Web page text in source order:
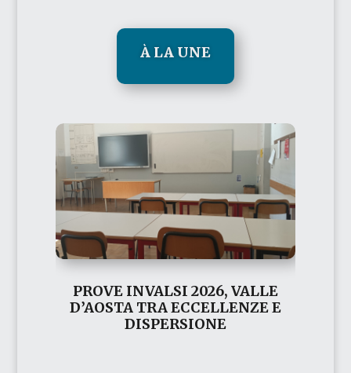
À LA UNE
PROVE INVALSI 2026, VALLE
D’AOSTA TRA ECCELLENZE E
DISPERSIONE